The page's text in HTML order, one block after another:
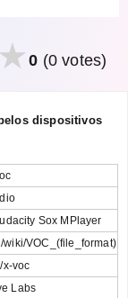
0 (0 votes)
dispositivos
Sox MPlayer
VOC_(file_format)
x-voc
Labs